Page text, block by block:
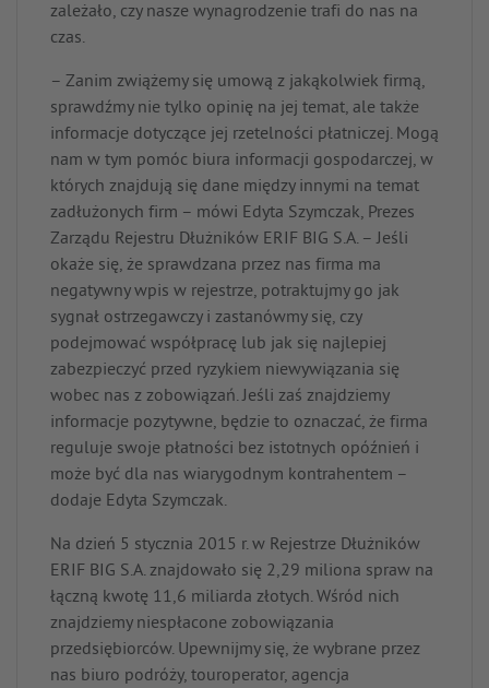
zależało, czy nasze wynagrodzenie trafi do nas na
czas.
– Zanim zwiążemy się umową z jakąkolwiek firmą,
sprawdźmy nie tylko opinię na jej temat, ale także
informacje dotyczące jej rzetelności płatniczej. Mogą
nam w tym pomóc biura informacji gospodarczej, w
których znajdują się dane między innymi na temat
zadłużonych firm – mówi Edyta Szymczak, Prezes
Zarządu Rejestru Dłużników ERIF BIG S.A. – Jeśli
okaże się, że sprawdzana przez nas firma ma
negatywny wpis w rejestrze, potraktujmy go jak
sygnał ostrzegawczy i zastanówmy się, czy
podejmować współpracę lub jak się najlepiej
zabezpieczyć przed ryzykiem niewywiązania się
wobec nas z zobowiązań. Jeśli zaś znajdziemy
informacje pozytywne, będzie to oznaczać, że firma
reguluje swoje płatności bez istotnych opóźnień i
może być dla nas wiarygodnym kontrahentem –
dodaje Edyta Szymczak.
Na dzień 5 stycznia 2015 r. w Rejestrze Dłużników
ERIF BIG S.A. znajdowało się 2,29 miliona spraw na
łączną kwotę 11,6 miliarda złotych. Wśród nich
znajdziemy niespłacone zobowiązania
przedsiębiorców. Upewnijmy się, że wybrane przez
nas biuro podróży, touroperator, agencja